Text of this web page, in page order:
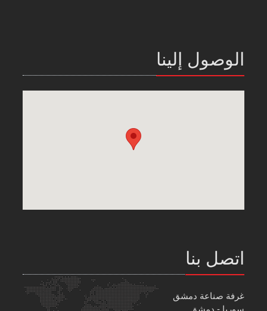
الوصول إلينا
اتصل بنا
غرفة صناعة دمشق
سوريا - دمشق